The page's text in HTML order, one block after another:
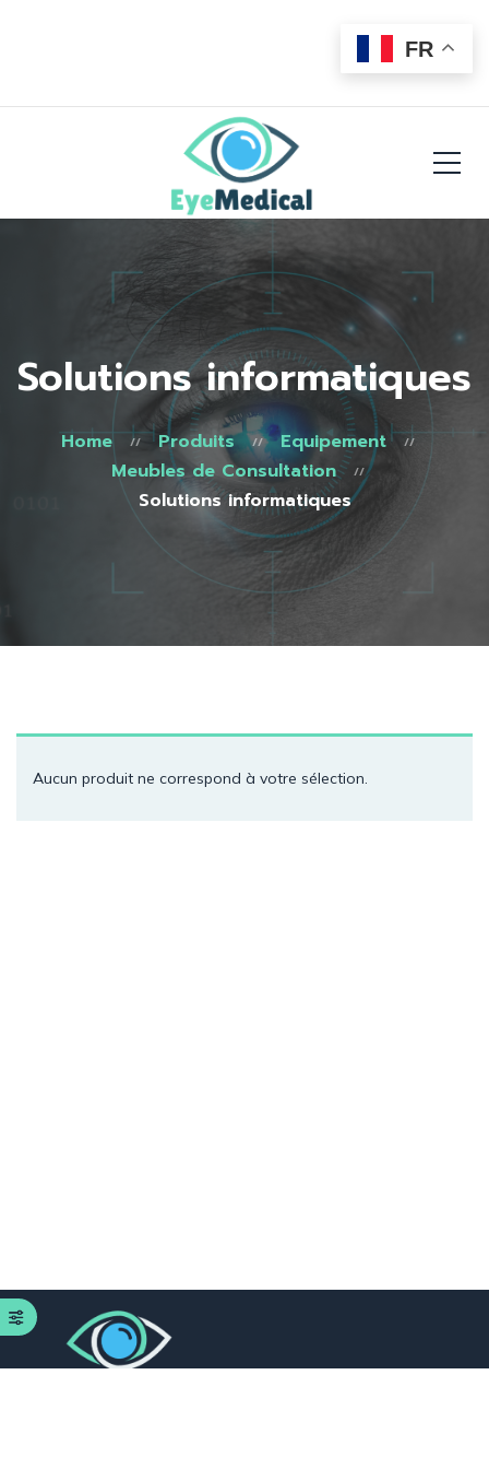
FR
Solutions informatiques
Home Produits
Equipement
Meubles de Consultation
Solutions informatiques
Aucun produit ne correspond à votre sélection.